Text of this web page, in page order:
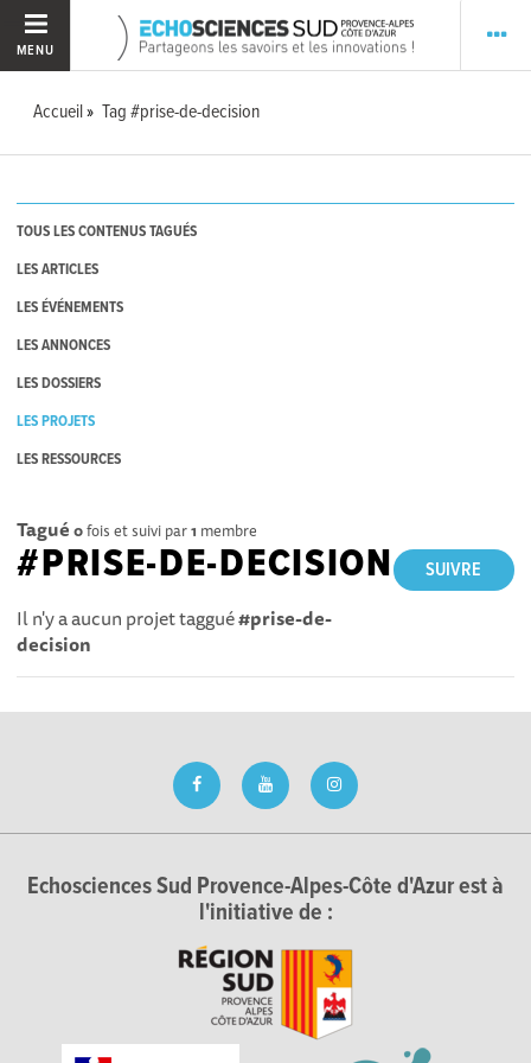
MENU
Accueil Tag #prise-de-decision
TOUS LES CONTENUS TAGUÉS
LES ARTICLES
LES ÉVÉNEMENTS
LES ANNONCES
LES DOSSIERS
LES PROJETS
LES RESSOURCES
Tagué 0fois et suivi par1 membre
SUIVRE
#PRISE-DE-DECISION
Il n'y a aucun projet taggué#prise-de-
decision
Echosciences Sud Provence-Alpes-Côte d'Azur est à
l'initiative de :